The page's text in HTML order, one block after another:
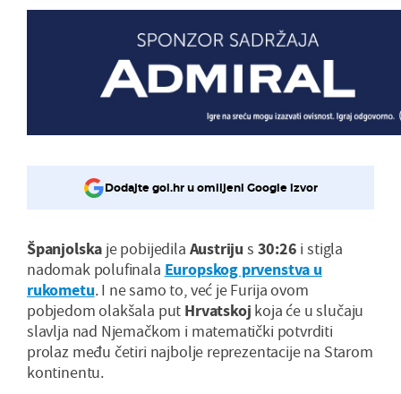
Dodajte gol.hr u omiljeni Google izvor
Španjolska je pobijedila Austriju s 30:26 i stigla
nadomak polufinala Europskog prvenstva u
rukometu. I ne samo to, već je Furija ovom
pobjedom olakšala put Hrvatskoj koja će u slučaju
slavlja nad Njemačkom i matematički potvrditi
prolaz među četiri najbolje reprezentacije na Starom
kontinentu.